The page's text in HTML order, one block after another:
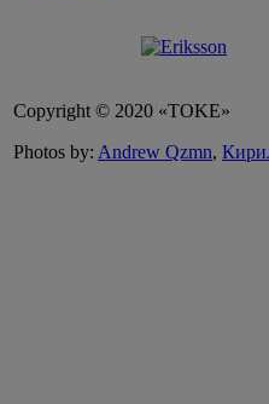
Copyright © 2020 «TOKE»
Photos by: Andrew Qzmn,